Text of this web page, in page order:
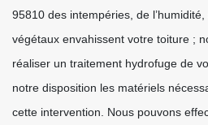
95810 des intempéries, de
végétaux envahissent votre toiture ;
réaliser un traitement hydrofuge de
notre disposition les matériels
cette intervention. Nous pouvons